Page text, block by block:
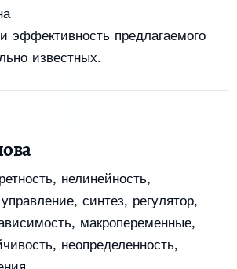
эффективность предлагаемого
известных.
нелинейность,
синтез, регулятор,
макропеременные,
неопределенность,